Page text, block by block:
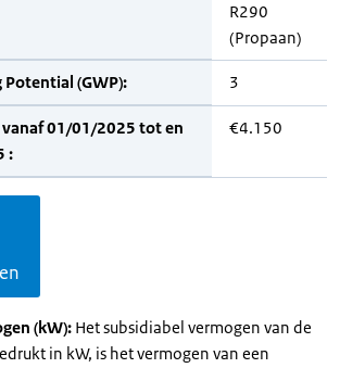
R290
(Propaan)
(GWP): 3
01/01/2025 tot en
:
€4.150
(kW): Het subsidiabel vermogen van de
in kW, is het vermogen van een